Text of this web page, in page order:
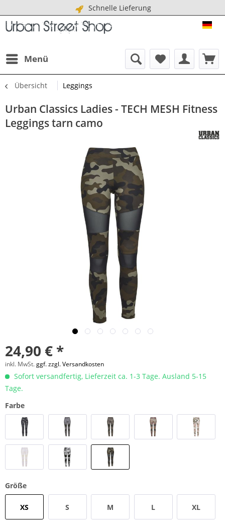
Schnelle Lieferung
Menü
Übersicht Leggings
Urban Classics Ladies - TECH MESH Fitness
Leggings tarn camo
24,90 € *
inkl. MwSt.ggf. zzgl. Versandkosten
Sofort versandfertig, Lieferzeit ca. 1-3 Tage. Ausland 5-15
Tage.
Farbe
Größe
XS S M L XL